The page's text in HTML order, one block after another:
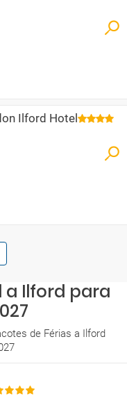
Ilford Hotel
a Ilford para
de Férias a Ilford